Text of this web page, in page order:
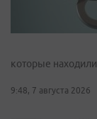
которые
9:48, 7 августа 2026